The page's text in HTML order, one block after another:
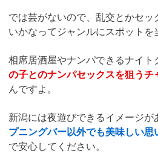
では芸がないので、乱交とかセ
いかなってジャンルにスポットを
相席居酒屋やナンパできるナイト
の子とのナンパセックスを狙うチ
んですよ。
新潟には夜遊びできるイメージ
プニングバー以外でも美味しい
で安心してください。